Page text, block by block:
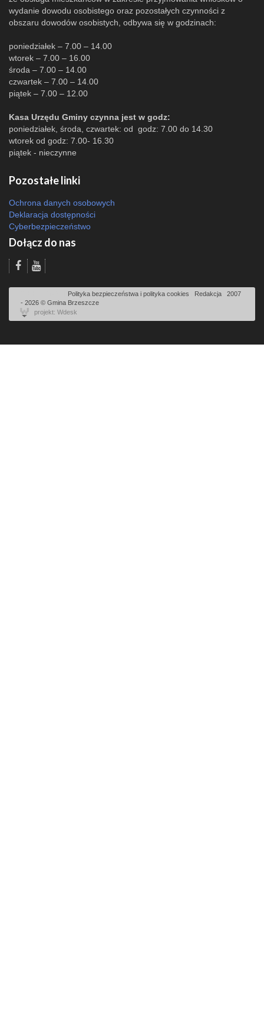
wydanie dowodu osobistego oraz pozostałych czynności z
obszaru dowodów osobistych, odbywa się w godzinach:
poniedziałek – 7.00 – 14.00
wtorek – 7.00 – 16.00
środa – 7.00 – 14.00
czwartek – 7.00 – 14.00
piątek – 7.00 – 12.00
Kasa Urzędu Gminy czynna jest w godz:
poniedziałek, środa, czwartek: od godz: 7.00 do 14.30
wtorek od godz: 7.00- 16.30
piątek - nieczynne
Pozostałe linki
Ochrona danych osobowych
Deklaracja dostępności
Cyberbezpieczeństwo
Dołącz do nas
Polityka bezpieczeństwa i polityka cookies Redakcja
2007
- 2026 © Gmina Brzeszcze
projekt: Wdesk